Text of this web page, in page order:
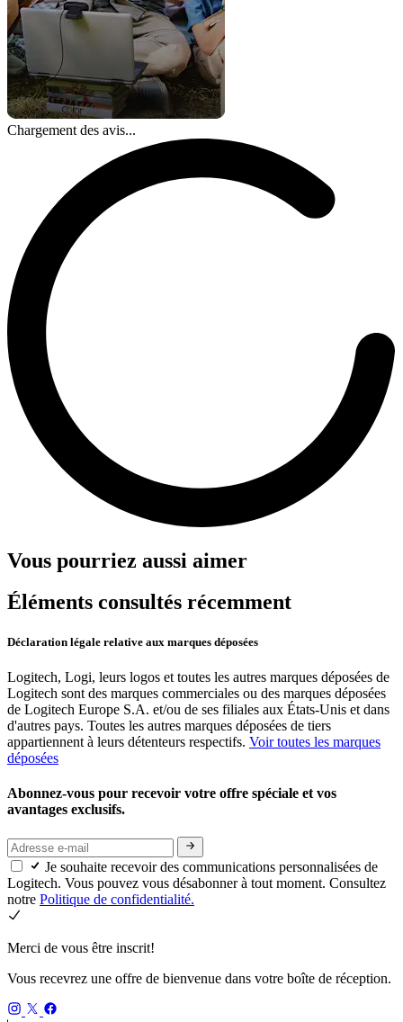
Chargement des avis...
Vous pourriez aussi aimer
Éléments consultés récemment
Déclaration légale relative aux marques déposées
Logitech, Logi, leurs logos et toutes les autres marques déposées de
Logitech sont des marques commerciales ou des marques déposées
de Logitech Europe S.A. et/ou de ses filiales aux États-Unis et dans
d'autres pays. Toutes les autres marques déposées de tiers
appartiennent à leurs détenteurs respectifs. Voir toutes les marques
déposées
Abonnez-vous pour recevoir votre offre spéciale et vos
avantages exclusifs.
Je souhaite recevoir des communications personnalisées de
Logitech. Vous pouvez vous désabonner à tout moment. Consultez
notre Politique de confidentialité.
Merci de vous être inscrit!
Vous recevrez une offre de bienvenue dans votre boîte de réception.